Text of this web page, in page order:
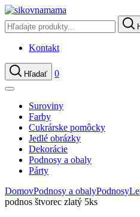
Kontakt
Hľadať 0
Suroviny
Farby
Cukrárske pomôcky
Jedlé obrázky
Dekorácie
Podnosy a obaly
Párty
DomovPodnosy a obalyPodnosy
podnos štvorec zlatý 5ks